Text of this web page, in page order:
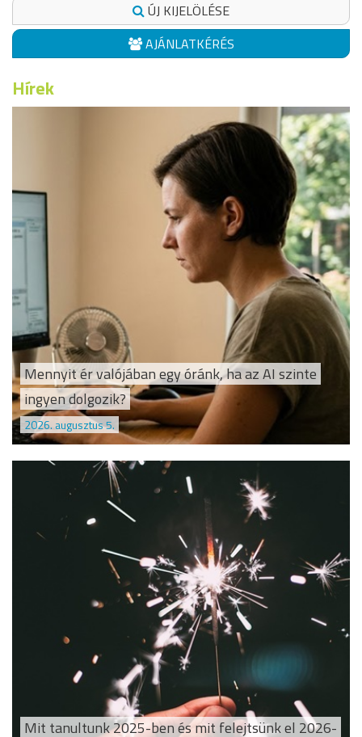
ÚJ KIJELÖLÉSE
AJÁNLATKÉRÉS
Hírek
Mennyit ér valójában egy óránk, ha az AI szinte
ingyen dolgozik?
2026. augusztus 5.
Mit tanultunk 2025-ben és mit felejtsünk el 2026-